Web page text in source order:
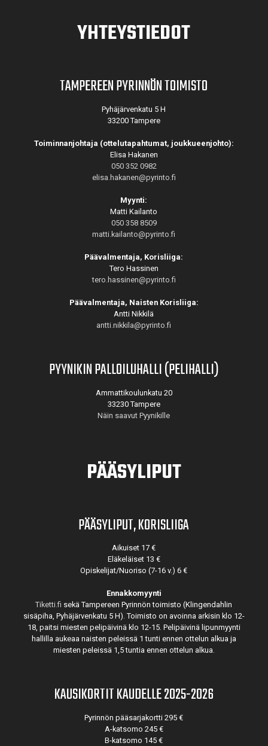
YHTEYSTIEDOT
TAMPEREEN PYRINNÖN TOIMISTO
Pyhäjärvenkatu 5 H
33200 Tampere
Toiminnanjohtaja (ottelutapahtumat, joukkueenjohto):
Elisa Hakanen
050 352 0982
elisa.hakanen@pyrinto.fi
Myynti:
Matti Kailanto
050 358 8509
matti.kailanto@pyrinto.fi
Päävalmentaja, Korisliiga:
Tero Hassinen
tero.hassinen@pyrinto.fi
Päävalmentaja, Naisten Korisliiga:
Antti Nikkilä
antti.nikkila@pyrinto.fi
PYYNIKIN PALLOILUHALLI (PELIHALLI)
Ammattikoulunkatu 20
33230 Tampere
Näin saavut Pyynikille
PÄÄSYLIPUT
PÄÄSYLIPUT, KORISLIIGA
Aikuiset 17 €
Eläkeläiset 13 €
Opiskelijat/Nuoriso (7-16 v.) 6 €
Ennakkomyynti
Tiketti.fi sekä Tampereen Pyrinnön toimisto (Klingendahlin
sisäpiha, Pyhäjärvenkatu 5 H). Toimisto on avoinna arkisin klo 12-
18, paitsi miesten pelipäivinä klo 12-15. Pelipäivinä lipunmyynti
hallilla aukeaa naisten peleissä 1 tunti ennen ottelun alkua ja
miesten peleissä 1,5 tuntia ennen ottelun alkua.
KAUSIKORTIT KAUDELLE 2025-2026
Pyrinnön pääsarjakortti 295 €
A-katsomo 245 €
B-katsomo 145 €